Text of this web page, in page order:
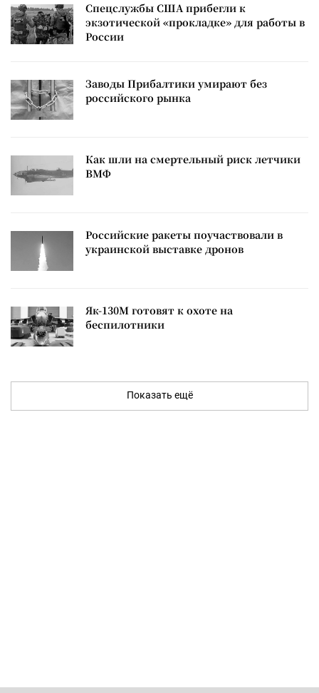
Спецслужбы США прибегли к
экзотической «прокладке» для работы в
России
Заводы Прибалтики умирают без
российского рынка
Как шли на смертельный риск летчики
ВМФ
Российские ракеты поучаствовали в
украинской выставке дронов
Як-130М готовят к охоте на
беспилотники
Показать ещё